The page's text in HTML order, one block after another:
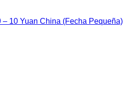
10 Yuan China (Fecha Pequeña)